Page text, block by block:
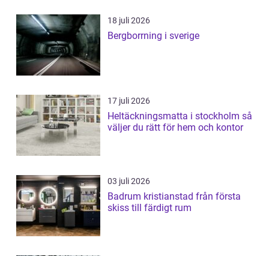
18 juli 2026
Bergborrning i sverige
17 juli 2026
Heltäckningsmatta i stockholm så
väljer du rätt för hem och kontor
03 juli 2026
Badrum kristianstad från första
skiss till färdigt rum